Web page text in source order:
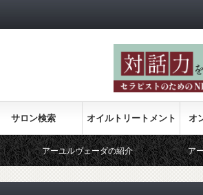
サロン検索 オイルトリートメント オ
アーユルヴェーダの紹介 アーユルヴェ